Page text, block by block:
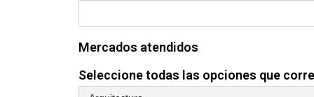
Mercados atendidos
Seleccione todas las opciones que